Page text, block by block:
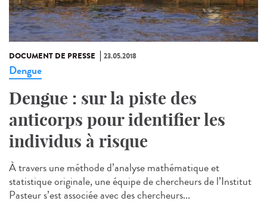
DOCUMENT DE PRESSE 23.05.2018
Dengue
Dengue : sur la piste des
anticorps pour identifier les
individus à risque
À travers une méthode d’analyse mathématique et
statistique originale, une équipe de chercheurs de l’Institut
Pasteur s’est associée avec des chercheurs...